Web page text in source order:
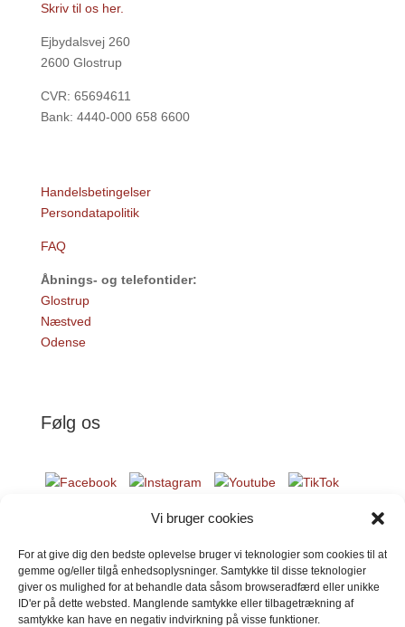
Vi bruger cookies
For at give dig den bedste oplevelse bruger vi teknologier som cookies til at
gemme og/eller tilgå enhedsoplysninger. Samtykke til disse teknologier
giver os mulighed for at behandle data såsom browseradfærd eller unikke
ID'er på dette websted. Manglende samtykke eller tilbagetrækning af
samtykke kan have en negativ indvirkning på visse funktioner.
Skriv til os her.
Ejbydalsvej 260
2600 Glostrup
CVR: 65694611
Bank: 4440-000 658 6600
Handelsbetingelser
Persondatapolitik
FAQ
Åbnings- og telefontider:
Glostrup
Næstved
Odense
Følg os
Donér til Inges Kattehjem
DONÉR